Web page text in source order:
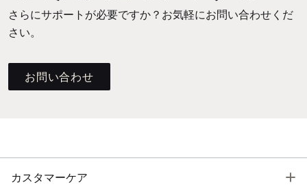
さらにサポートが必要ですか？お気軽にお問い合わせくだ
さい。
お問い合わせ
カスタマーケア